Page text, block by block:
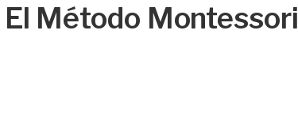
Método Montessori